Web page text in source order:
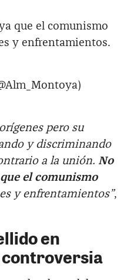
que el comunismo
y enfrentamientos.
pero su
y discriminando
a la unión. No
el comunismo
y enfrentamientos”,
en